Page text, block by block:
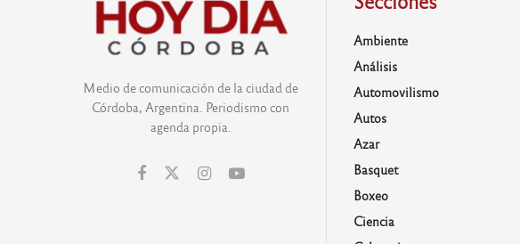
Medio de comunicación de la ciudad de
Córdoba, Argentina. Periodismo con
agenda propia.
Ambiente
Análisis
Automovilismo
Autos
Azar
Basquet
Boxeo
Ciencia